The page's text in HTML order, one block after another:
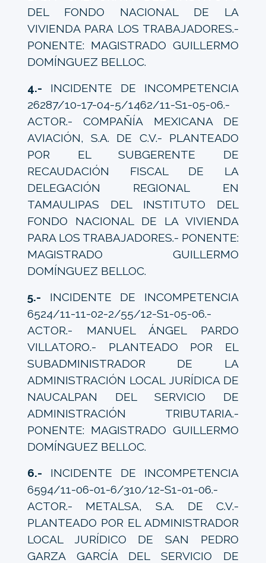
DEL FONDO NACIONAL DE LA
VIVIENDA PARA LOS TRABAJADORES.-
PONENTE: MAGISTRADO GUILLERMO
DOMÍNGUEZ BELLOC.
4.- INCIDENTE DE INCOMPETENCIA
26287/10-17-04-5/1462/11-S1-05-06.-
ACTOR.- COMPAÑÍA MEXICANA DE
AVIACIÓN, S.A. DE C.V.- PLANTEADO
POR EL SUBGERENTE DE
RECAUDACIÓN FISCAL DE LA
DELEGACIÓN REGIONAL EN
TAMAULIPAS DEL INSTITUTO DEL
FONDO NACIONAL DE LA VIVIENDA
PARA LOS TRABAJADORES.- PONENTE:
MAGISTRADO GUILLERMO
DOMÍNGUEZ BELLOC.
5.- INCIDENTE DE INCOMPETENCIA
6524/11-11-02-2/55/12-S1-05-06.-
ACTOR.- MANUEL ÁNGEL PARDO
VILLATORO.- PLANTEADO POR EL
SUBADMINISTRADOR DE LA
ADMINISTRACIÓN LOCAL JURÍDICA DE
NAUCALPAN DEL SERVICIO DE
ADMINISTRACIÓN TRIBUTARIA.-
PONENTE: MAGISTRADO GUILLERMO
DOMÍNGUEZ BELLOC.
6.- INCIDENTE DE INCOMPETENCIA
6594/11-06-01-6/310/12-S1-01-06.-
ACTOR.- METALSA, S.A. DE C.V.-
PLANTEADO POR EL ADMINISTRADOR
LOCAL JURÍDICO DE SAN PEDRO
GARZA GARCÍA DEL SERVICIO DE